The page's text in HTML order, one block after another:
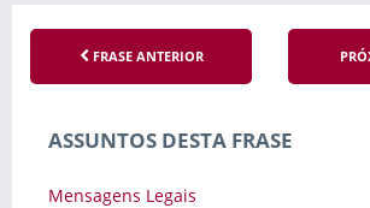
FRASE ANTERIOR
ASSUNTOS DESTA FRASE
Mensagens Legais